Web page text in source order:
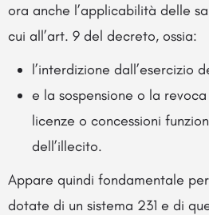
ora anche l’applicabilità delle
cui all’art. 9 del decreto, ossia:
l’interdizione dall’esercizio
e la sospensione o la
licenze o concessioni
dell’illecito.
Appare quindi fondamentale
dotate di un sistema 231 e di